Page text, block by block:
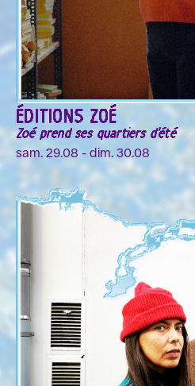
ÉDITIONS ZOÉ
Zoé prend ses quartiers d'été
sam. 29.08 - dim. 30.08